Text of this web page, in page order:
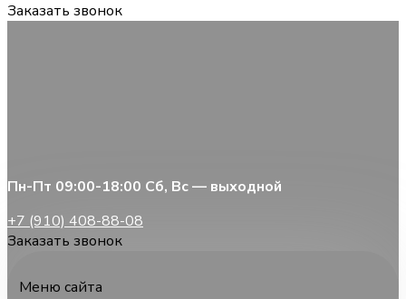
Заказать звонок
Пн-Пт 09:00-18:00 Сб, Вс — выходной
+7 (910) 408-88-08
Заказать звонок
Меню сайта